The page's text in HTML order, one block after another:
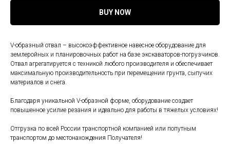
BUY NOW
V-образный отвал – высокоэффективное навесное оборудование для
землеройных и планировочных работ на базе экскаваторов-погрузчиков.
Отвал агрегатируется с техникой любого производителя и обеспечивает
максимальную производительность при перемещении грунта, сыпучих
материалов и снега.
Благодаря уникальной V-образной форме, оборудование создает
повышенное усилие резания и идеально для работы в тяжелых условиях!
Отгрузка по всей России транспортной компанией или попутным
транспортом до местонахождения Получателя!